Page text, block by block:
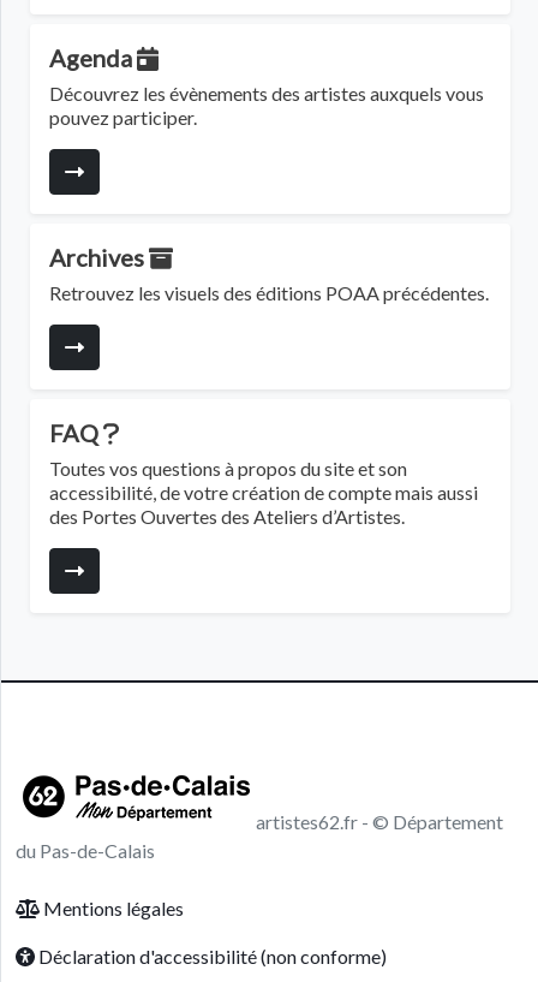
Agenda
Découvrez les évènements des artistes auxquels vous
pouvez participer.
Archives
Retrouvez les visuels des éditions POAA précédentes.
FAQ
Toutes vos questions à propos du site et son
accessibilité, de votre création de compte mais aussi
des Portes Ouvertes des Ateliers d’Artistes.
artistes62.fr - © Département
du Pas-de-Calais
Footer menu
Mentions légales
Déclaration d'accessibilité (non conforme)